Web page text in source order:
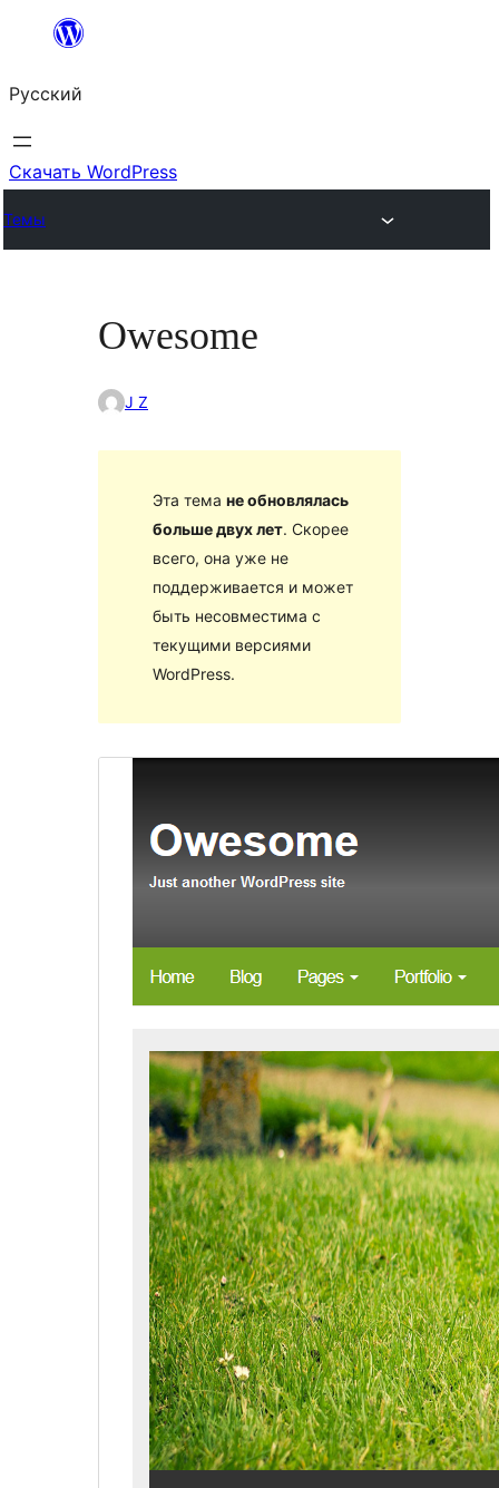
Перейти
содержимому
Русский
Скачать WordPress
Темы
Owesome
J Z
Эта тема не обновлялась
больше двух лет. Скорее
всего, она уже не
поддерживается и может
быть несовместима с
текущими версиями
WordPress.